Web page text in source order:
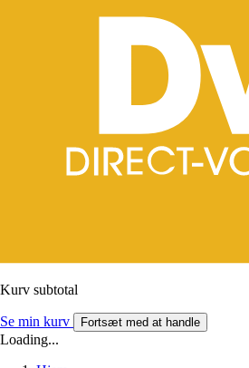
Kurv subtotal
Se min kurv Fortsæt med at handle
Loading...